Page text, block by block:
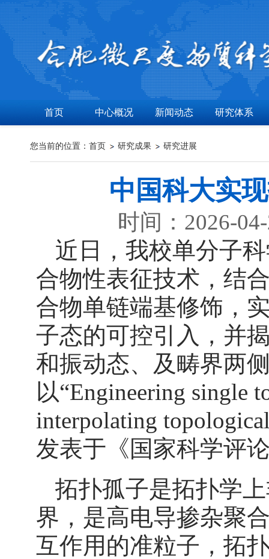
首页 中心概况 新闻动态 研究体系
您当前的位置： 首页 研究成果 研究进展
中国科大实
时间：2026-
近日，我校单分子
合物性表征技术，结
合物单链端基修饰，
子态的可控引入，并
和振动态、及畴界两
以“Engineering single
interpolating
发表于《国家科学评
拓扑孤子是拓扑学
界，是高电导掺杂聚
互作用的准粒子，拓